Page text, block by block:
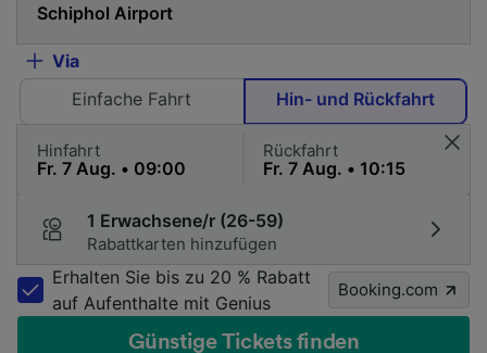
Via
Einfache Fahrt
Hin- und Rückfahrt
Hinfahrt Rückfahrt
1 Erwachsene/r (26-59)
Rabattkarten hinzufügen
Erhalten Sie bis zu 20 % Rabatt
auf Aufenthalte mit Genius
Booking.com
Günstige Tickets finden